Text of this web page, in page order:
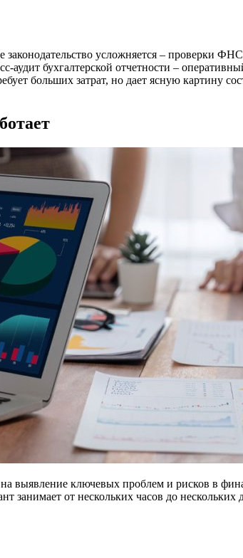
усложняется – проверки
бухгалтерской отчетности –
больших затрат, но дает ясную картину
на выявление ключевых проблем и рисков в
занимает от нескольких часов до